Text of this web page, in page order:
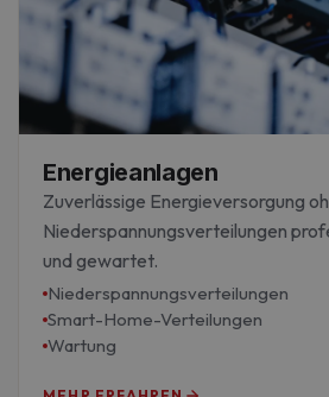
Energieanlagen
Zuverlässige Energieversorgung
Niederspannungsverteilungen
und gewartet.
Niederspannungsverteilungen
Smart-Home-Verteilungen
Wartung